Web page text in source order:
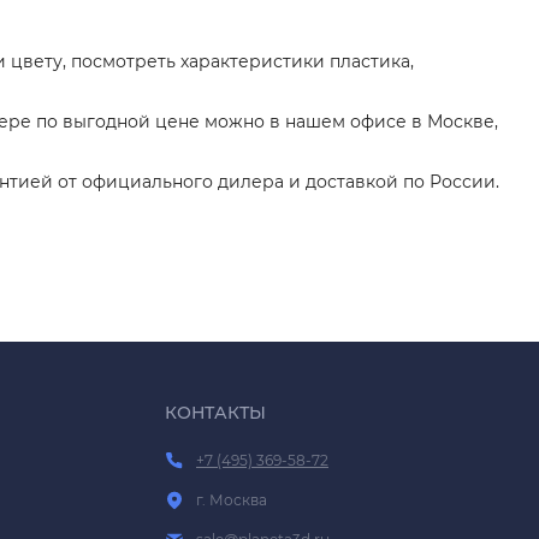
посмотреть характеристики пластика,
по выгодной цене можно в нашем офисе в Москве,
от официального дилера и доставкой по России.
КОНТАКТЫ
+7 (495) 369-58-72
г. Москва